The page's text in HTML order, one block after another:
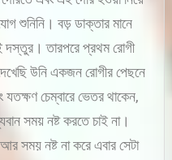
শুনিনি। বড় ডাক্তার মানে
দস্তুর। তারপরে প্রথম রোগী
উনি একজন রোগীর পেছনে
চেম্বারে ভেতর থাকেন,
সময় নষ্ট করতে চাই না।
সময় নষ্ট না করে এবার সেটা